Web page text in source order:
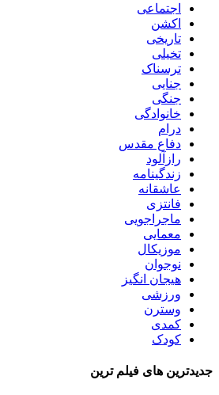
اجتماعی
اکشن
تاریخی
تخیلی
ترسناک
جنایی
جنگی
خانوادگی
درام
دفاع مقدس
رازآلود
زندگینامه
عاشقانه
فانتزی
ماجراجویی
معمایی
موزیکال
نوجوان
هیجان انگیز
ورزشی
وسترن
کمدی
کودک
جدیدترین های فیلم ترین